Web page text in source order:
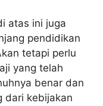
atas ini juga
pendidikan
tetapi perlu
yang telah
benar dan
dari kebijakan